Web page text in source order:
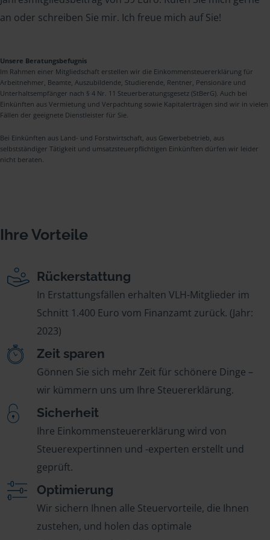
an oder schreiben Sie mir. Ich freue mich auf Sie!
Unsere Beratungsbefugnis
Im Rahmen einer Mitgliedschaft erstellen wir die Einkommensteuererklärung für
Arbeitnehmer, Beamte, Auszubildende, Studierende, Rentner, Pensionäre und
Unterhaltsempfänger nach § 4 Nr. 11 Steuerberatungsgesetz (StBerG). Auch bei
Einkünften aus Vermietung und Verpachtung sowie Kapitalerträgen sind wir in vielen
Fällen der geeignete Dienstleister für Sie.
Bei Einkünften aus Land- und Forstwirtschaft, aus Gewerbebetrieb, aus
selbstständiger Tätigkeit und umsatzsteuerpflichtigen Einkünften dürfen wir leider
nicht beraten.
Ihre Vorteile
Rückerstattung
In Erstattungsfällen erhalten VLH-Mitglieder im
Schnitt 1.400 Euro vom Finanzamt zurück. (Jahr:
2023)
Zeit sparen
Gönnen Sie sich mehr Zeit für schönere Dinge –
wir kümmern uns um Ihre Steuererklärung.
Sicherheit
Ihre Einkommensteuererklärung wird von
Steuerexpertinnen und -experten erstellt und
geprüft.
Optimierung
Wir sichern Ihnen alle Steuervorteile, die Ihnen
zustehen, und holen das optimale